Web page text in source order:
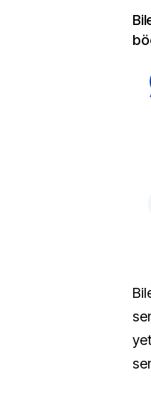
Bilecik merkeze bağlı Dereşemsettin köyünde 4